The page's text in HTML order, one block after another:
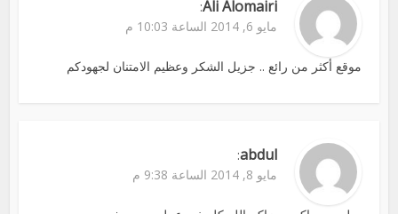
Ali Alomairi
:
مايو 6, 2014 الساعة 10:03 م
موقع أكثر من رائع .. جزيل الشكر وعظيم الامتنان لجهودكم
abdul
:
مايو 8, 2014 الساعة 9:38 م